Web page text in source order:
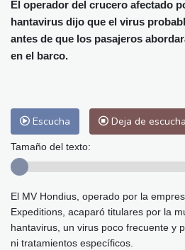
Alicante
28 °C
Málaga
27 °C
Las Palmas de Gran Canaria
Ibiza
Panama City
28 °C
El operador del crucero afectado
hantavirus dijo que el virus
antes de que los pasajeros
en el barco.
Escucha Deja de
Tamaño del texto:
El MV Hondius, operado por la
Expeditions, acaparó titulares por la
hantavirus, un virus poco frecuente y
ni tratamientos específicos.